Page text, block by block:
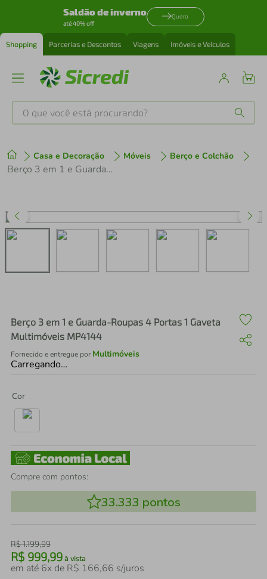
Saldão de inverno
até 40% off
Quero
Shopping Parcerias e Descontos Viagens Imóveis e Veículos
O que você está procurando?
Casa e Decoração Móveis Berço e Colchão
Berço 3 em 1 e Guarda-Roupas 4 Portas 1 Gaveta Multimóveis MP4144
Berço 3 em 1 e Guarda-Roupas 4 Portas 1 Gaveta
Multimóveis MP4144
Fornecido e entregue por Multimóveis
Carregando…
Cor
Compre com pontos:
33.333 pontos
R$1.199,99
R$ 999,99 à vista
em até 6x de R$ 166,66 s/juros
1 º tenis
perfume